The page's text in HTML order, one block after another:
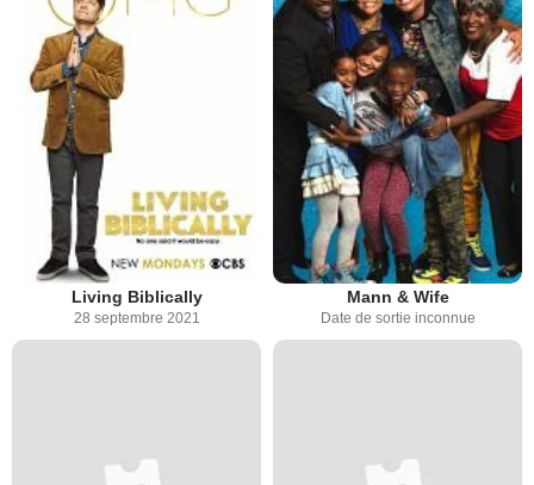
Living Biblically
28 septembre 2021
Mann & Wife
Date de sortie inconnue